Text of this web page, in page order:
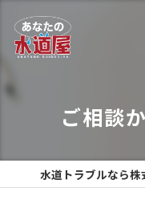
ご相談